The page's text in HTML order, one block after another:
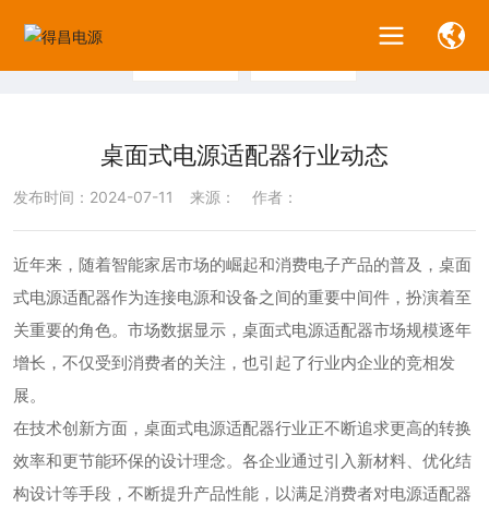
桌面式电源适配器行业动态
发布时间： 2024-07-11 来源： 作者：
近年来，随着智能家居市场的崛起和消费电子产品的普及，桌面
式电源适配器作为连接电源和设备之间的重要中间件，扮演着至
关重要的角色。市场数据显示，桌面式电源适配器市场规模逐年
增长，不仅受到消费者的关注，也引起了行业内企业的竞相发
展。
在技术创新方面，桌面式电源适配器行业正不断追求更高的转换
效率和更节能环保的设计理念。各企业通过引入新材料、优化结
构设计等手段，不断提升产品性能，以满足消费者对电源适配器